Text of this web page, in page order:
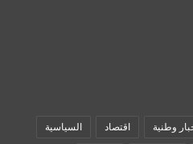
وطنية اقتصاد السياسية